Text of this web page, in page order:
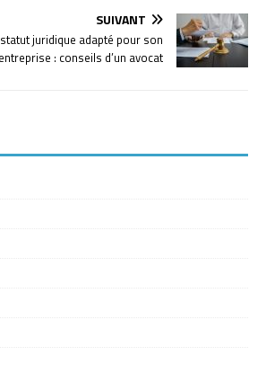
SUIVANT
juridique adapté pour son
entreprise : conseils d’un avocat